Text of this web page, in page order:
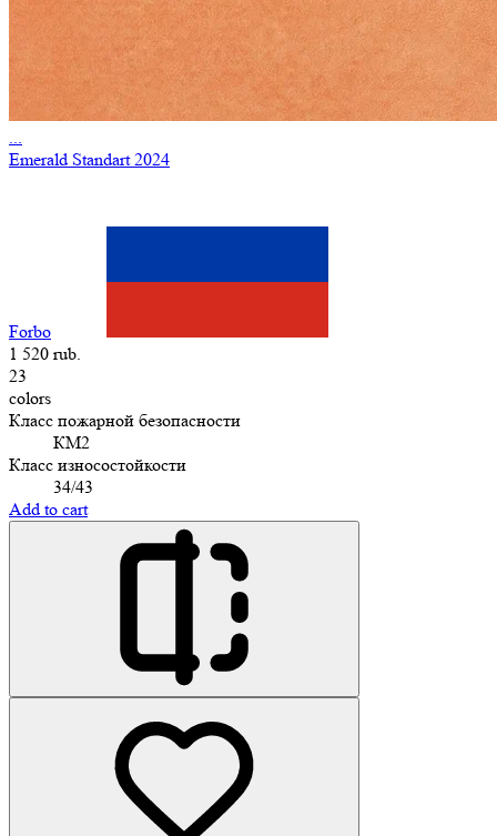
Emerald Standart 2024
Forbo
1 520 rub.
23
colors
Класс пожарной безопасности
КМ2
Класс износостойкости
34/43
Add to cart